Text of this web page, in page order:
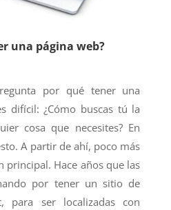
una página web?
por qué tener una
difícil: ¿Cómo buscas tú la
cosa que necesites? En
A partir de ahí, poco más
principal. Hace años que las
por tener un sitio de
para ser localizadas con